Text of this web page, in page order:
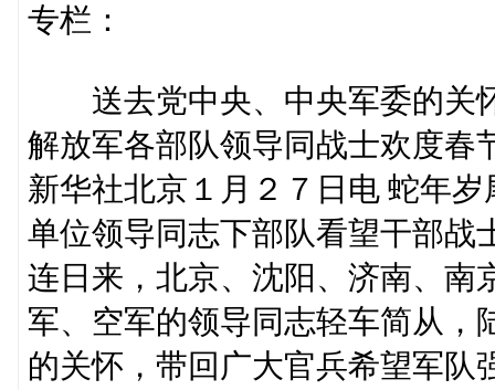
专栏：
送去党中央、中央军委的关
解放军各部队领导同战士欢度春
新华社北京１月２７日电 蛇年
单位领导同志下部队看望干部战
连日来，北京、沈阳、济南、南
军、空军的领导同志轻车简从，
的关怀，带回广大官兵希望军队